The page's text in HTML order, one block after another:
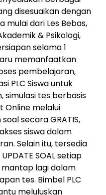
disesuaikan dengan
mulai dari Les Bebas,
& Psikologi,
selama 1
memanfaatkan
pembelajaran,
PLC Siswa untuk
simulasi tes berbasis
Online melalui
secara GRATIS,
siswa dalam
Selain itu, tersedia
SOAL setiap
lagi dalam
tes. Bimbel PLC
meluluskan